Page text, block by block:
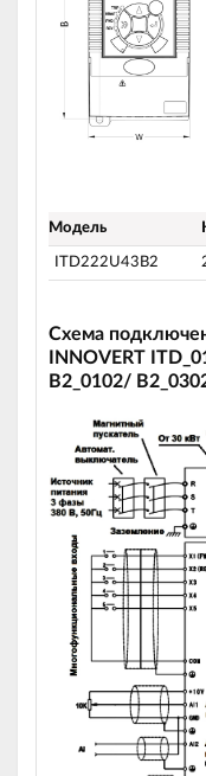
Модель
ITD222U43B2
Схема
INNOVERT
В2_0102/